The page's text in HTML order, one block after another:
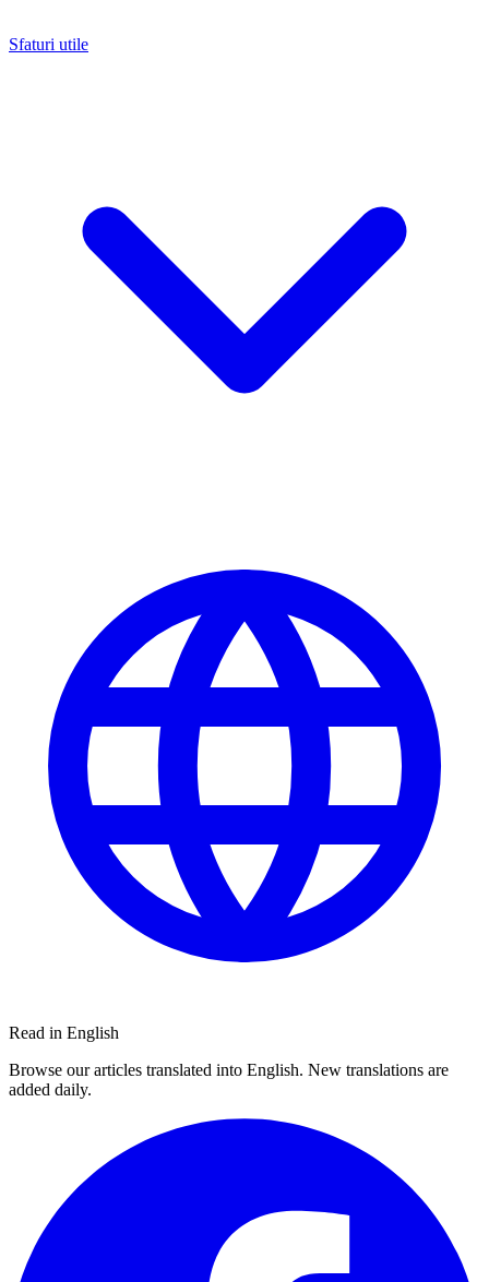
Sfaturi utile
Read in English
Browse our articles translated into English. New translations are
added daily.